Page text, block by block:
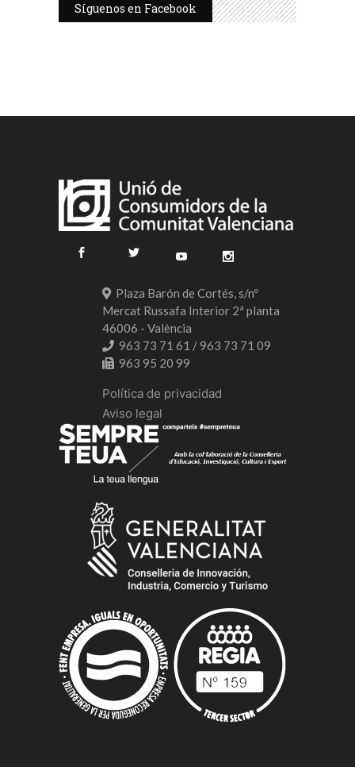
Síguenos en Facebook
Plaza Barón de Cortés, s/nº
Mercat Russafa Interior 2ª planta
46006 - València
963 73 71 61 / 963 73 71 09
963 95 20 99
Política de privacidad
Aviso legal